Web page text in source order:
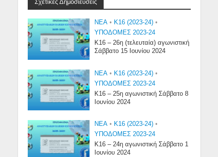
Σχετικές Δημοσιεύσεις
NEA • Κ16 (2023-24) •
ΥΠΟΔΟΜΕΣ 2023-24
Κ16 – 26η (τελευταία) αγωνιστική
Σάββατο 15 Ιουνίου 2024
NEA • Κ16 (2023-24) •
ΥΠΟΔΟΜΕΣ 2023-24
Κ16 – 25η αγωνιστική Σάββατο 8
Ιουνίου 2024
NEA • Κ16 (2023-24) •
ΥΠΟΔΟΜΕΣ 2023-24
Κ16 – 24η αγωνιστική Σάββατο 1
Ιουνίου 2024